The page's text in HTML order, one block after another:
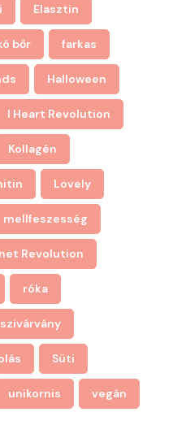
Elasztin
bőr farkas
Halloween
I Heart Revolution
Kollagén
Lovely
mellfeszesség
Revolution
róka
szivárvány
Süti
unikornis vegán